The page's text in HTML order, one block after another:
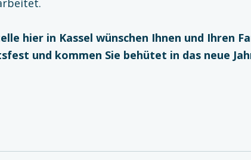
hier in Kassel wünschen Ihnen und Ihren
und kommen Sie behütet in das neue